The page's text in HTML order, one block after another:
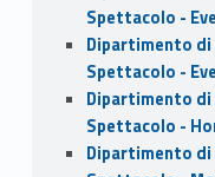
Spettacolo -
Dipartimento di
Spettacolo -
Dipartimento di
Spettacolo -
Dipartimento di